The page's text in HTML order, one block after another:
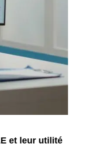
et leur utilité